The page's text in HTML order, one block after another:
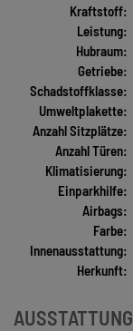
Kraftstoff:
Leistung:
Hubraum:
Getriebe:
Schadstoffklasse:
Umweltplakette:
Anzahl Sitzplätze:
Anzahl Türen:
Klimatisierung:
Einparkhilfe:
Airbags:
Farbe:
Innenausstattung:
Herkunft:
AUSSTATTUNG